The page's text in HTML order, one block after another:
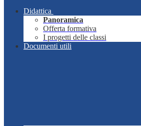
Didattica
Panoramica
Offerta formativa
I progetti delle classi
Documenti utili